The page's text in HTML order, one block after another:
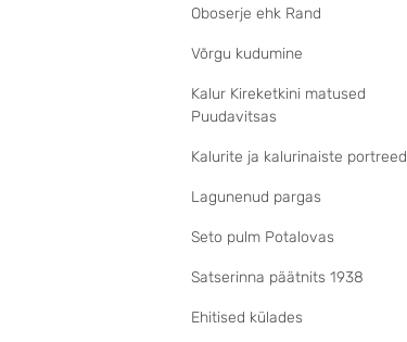
Oboserje ehk Rand
Võrgu kudumine
Kalur Kireketkini matused
Puudavitsas
Kalurite ja kalurinaiste portreed
Lagunenud pargas
Seto pulm Potalovas
Satserinna päätnits 1938
Ehitised külades